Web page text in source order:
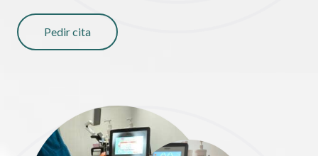
Pedir cita